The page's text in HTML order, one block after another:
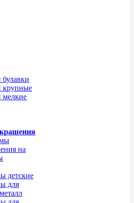
крупные
на
детские
для